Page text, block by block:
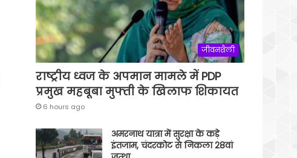
जीवनशैली
राष्ट्रीय ध्वज के अपमान मामले में PDP
प्रमुख महबूबा मुफ्ती के खिलाफ शिकायत
6 hours ago
अमरनाथ यात्रा में सुरक्षा के कड़े
इंतजाम, चंदरकोट से निकला 28वां